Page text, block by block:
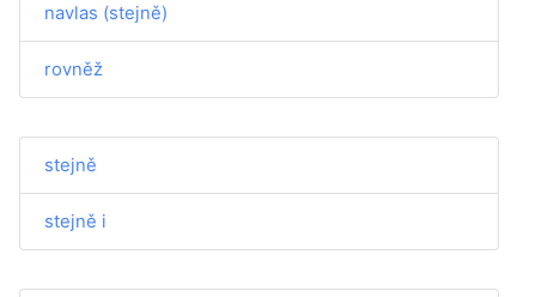
navlas (stejně)
rovněž
stejně
stejně i